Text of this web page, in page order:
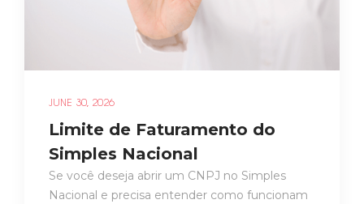
JUNE 30, 2026
Limite de Faturamento do
Simples Nacional
Se você deseja abrir um CNPJ no Simples
Nacional e precisa entender como funcionam